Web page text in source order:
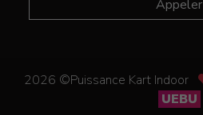
Appeler
2026 ©Puissance Kart Indoor
UEBU